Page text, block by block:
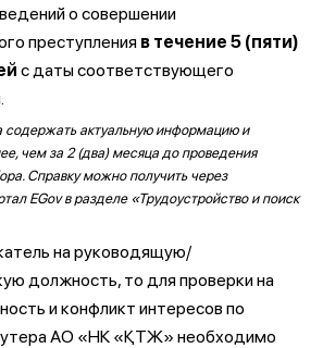
о совершении
преступления в течение 5 (пяти)
с даты соответствующего
содержать актуальную информацию и
чем за 2 (два) месяца до проведения
Справку можно получить через
EGov в разделе «Трудоустройство и поиск
на руководящую/
должность, то для проверки на
и конфликт интересов по
АО «НК «ҚТЖ» необходимо